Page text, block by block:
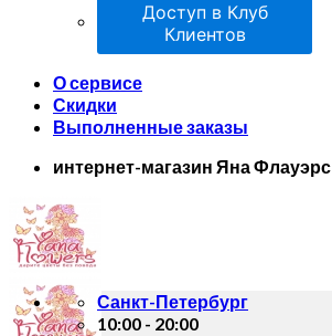
Доступ в Клуб
Клиентов
О сервисе
Скидки
Выполненные заказы
интернет-магазин Яна Флауэрс
Санкт-Петербург
10:00 - 20:00